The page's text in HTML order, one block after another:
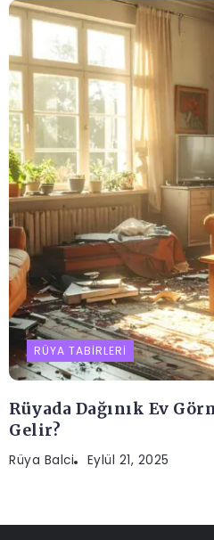
RÜYA TABIRLERI
Rüyada Dağınık Ev
Gelir?
Rüya Balci Eylül 21, 2025